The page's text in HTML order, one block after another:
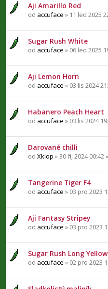
Aji Amarillo Red
od accuface » 11 led 2025
Sugar Rush White
od accuface » 06 led 2025
Aji Lemon Horn
od accuface » 03 lis 2024
Habanero Peach Heart
od accuface » 03 lis 2024
Darované chilli
od Xklop » 30 říj 2024 00:42
Tangerine Tiger F4
od accuface » 03 pro 2023
Aji Fantasy Stripey
od accuface » 03 pro 2023
Sugar Rush Long Yellow
od accuface » 02 pro 2023